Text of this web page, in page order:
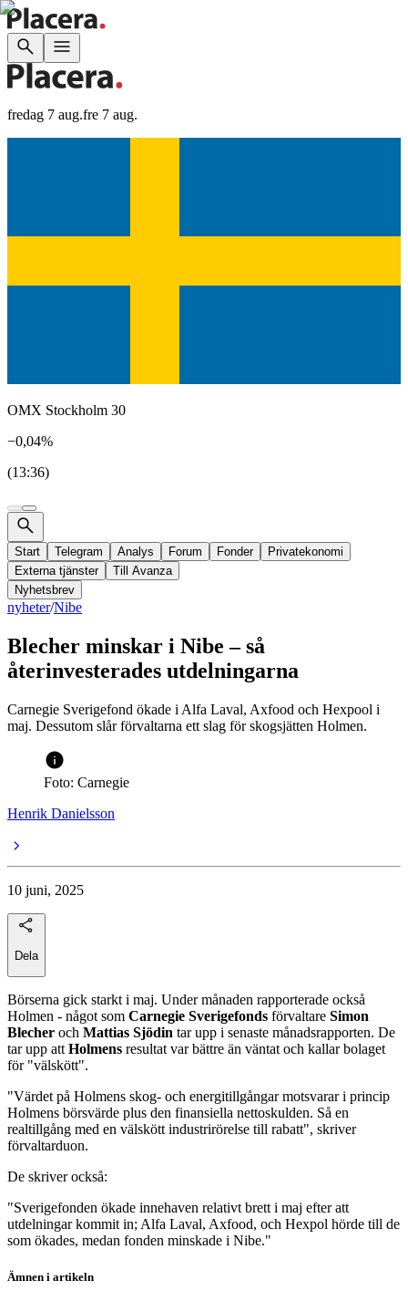
fredag 7 aug.fre 7 aug.
OMX Stockholm 30
−0,04%
(13:36)
Start Telegram Analys Forum Fonder
Privatekonomi
Externa tjänster
Till Avanza
Nyhetsbrev
nyheter/Nibe
Blecher minskar i Nibe – så
återinvesterades utdelningarna
Carnegie Sverigefond ökade i Alfa Laval, Axfood och Hexpool i
maj. Dessutom slår förvaltarna ett slag för skogsjätten Holmen.
Foto: Carnegie
Henrik Danielsson
10 juni, 2025
Dela
Börserna gick starkt i maj. Under månaden rapporterade också
Holmen - något som Carnegie Sverigefonds förvaltare Simon
Blecher och Mattias Sjödin tar upp i senaste månadsrapporten. De
tar upp attHolmens resultat var bättre än väntat och kallar bolaget
för "välskött".
"Värdet på Holmens skog- och energitillgångar motsvarar i princip
Holmens börsvärde plus den finansiella nettoskulden. Så en
realtillgång med en välskött industrirörelse till rabatt", skriver
förvaltarduon.
De skriver också:
"Sverigefonden ökade innehaven relativt brett i maj efter att
utdelningar kommit in; Alfa Laval, Axfood, och Hexpol hörde till de
som ökades, medan fonden minskade i Nibe."
Ämnen i artikeln